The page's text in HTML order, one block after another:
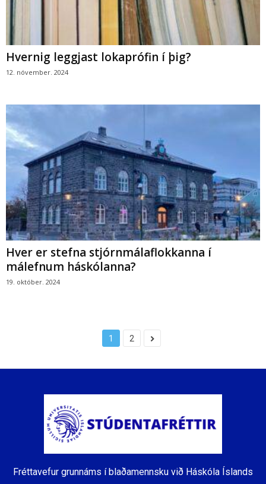
Hvernig leggjast lokaprófin í þig?
12. nóvember. 2024
Hver er stefna stjórnmálaflokkanna í
málefnum háskólanna?
19. október. 2024
1 2
Fréttavefur grunnáms í blaðamennsku við Háskóla Íslands